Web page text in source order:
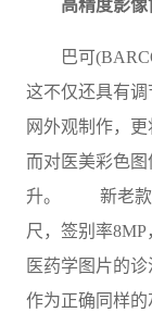
高精度影
巴可
这不仅还具有
网外观制作，
而对医美彩色
升。 新老款新
尺，签别率
医药学图片的
作为正确同样